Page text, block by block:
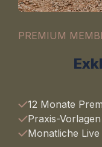
PREMIUM
12 Monate
Praxis-
Monatliche Live